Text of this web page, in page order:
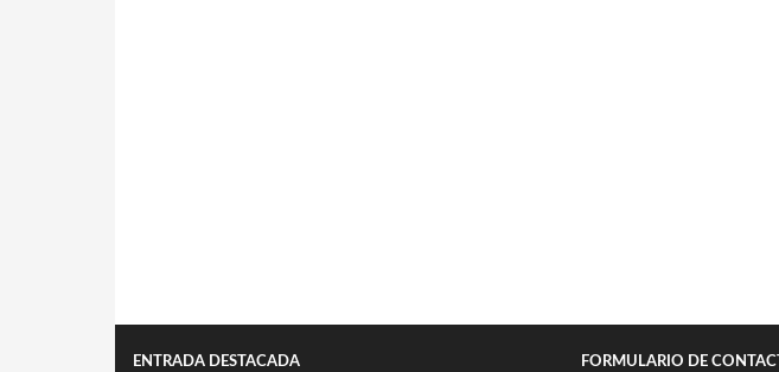
ENTRADA DESTACADA FORMULARIO DE